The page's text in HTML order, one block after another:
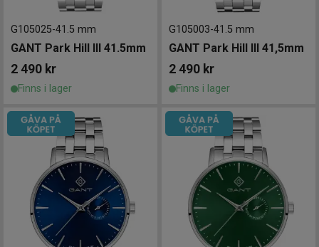
G105025-41.5 mm
GANT Park Hill III 41.5mm
2 490 kr
Finns i lager
G105003-41.5 mm
GANT Park Hill III 41,5mm
2 490 kr
Finns i lager